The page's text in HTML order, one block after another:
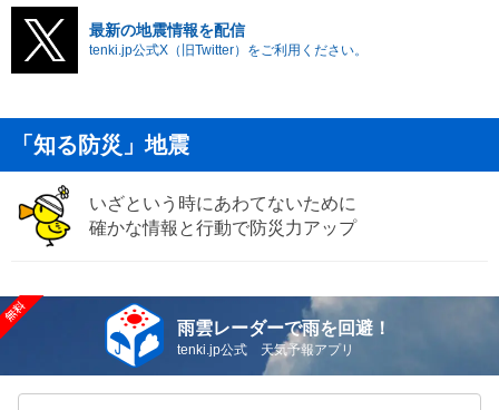
最新の地震情報を配信
tenki.jp公式X（旧Twitter）をご利用ください。
「知る防災」地震
いざという時にあわてないために
確かな情報と行動で防災力アップ
雨雲レーダーで雨を回避！
tenki.jp公式 天気予報アプリ